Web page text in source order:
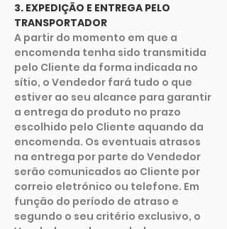
3. EXPEDIÇÃO E ENTREGA PELO
TRANSPORTADOR
A partir do momento em que a
encomenda tenha sido transmitida
pelo Cliente da forma indicada no
sítio, o Vendedor fará tudo o que
estiver ao seu alcance para garantir
a entrega do produto no prazo
escolhido pelo Cliente aquando da
encomenda. Os eventuais atrasos
na entrega por parte do Vendedor
serão comunicados ao Cliente por
correio eletrónico ou telefone. Em
função do período de atraso e
segundo o seu critério exclusivo, o